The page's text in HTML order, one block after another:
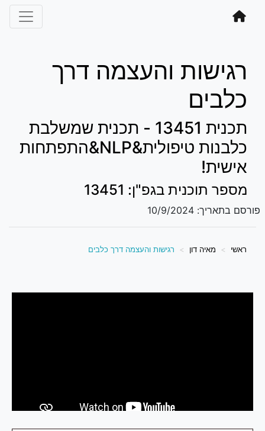
רגישות והעצמה דרך
כלבים
תכנית 13451 - תכנית שמשלבת
כלבנות טיפולית&NLP&התפתחות
אישית!
מספר תוכנית בגפ"ן: 13451
פורסם בתאריך: 10/9/2024
ראשי מאיה דון רגישות והעצמה דרך כלבים